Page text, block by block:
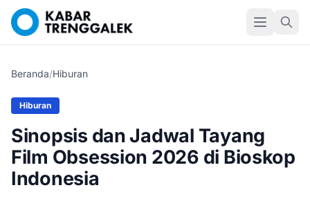
Beranda/Hiburan
Hiburan
Sinopsis dan Jadwal Tayang
Film Obsession 2026 di Bioskop
Indonesia